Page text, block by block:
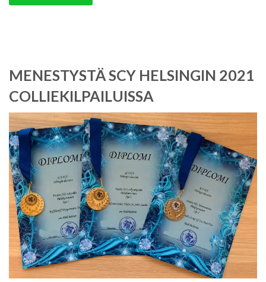
MENESTYSTÄ SCY HELSINGIN 2021
COLLIEKILPAILUISSA